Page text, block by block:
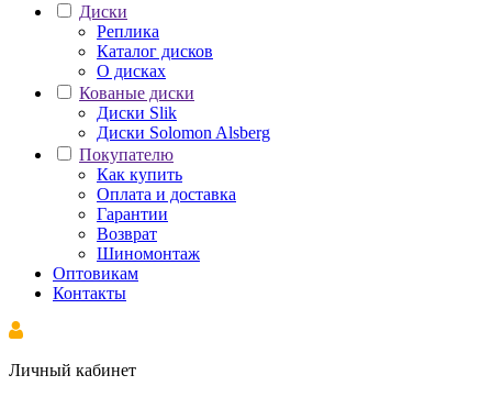
Диски
Реплика
Каталог дисков
О дисках
Кованые диски
Диски Slik
Диски Solomon Alsberg
Покупателю
Как купить
Оплата и доставка
Гарантии
Возврат
Шиномонтаж
Оптовикам
Контакты
Личный кабинет